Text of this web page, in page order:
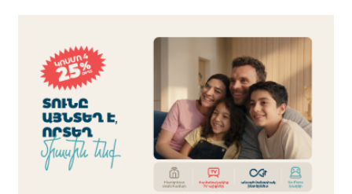
Օգոստոսի 7-ին, 10-ին, 11-ին, 12-ին և 13-ին գազ չի
լինելու․ հասցեներ
9 ժամ առաջ
Հնդկաստանի հյուսիս-արևելքում տեղի ունեցած
ջրհեղեղների հետևանքով զոհերի թիվը հասել է 97-
ի
9 ժամ առաջ